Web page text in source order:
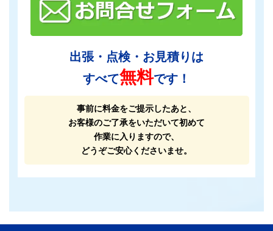
出張・点検・お見積りは
すべて無料です！
事前に料金をご提示したあと、
お客様のご了承をいただいて初めて
作業に入りますので、
どうぞご安心くださいませ。